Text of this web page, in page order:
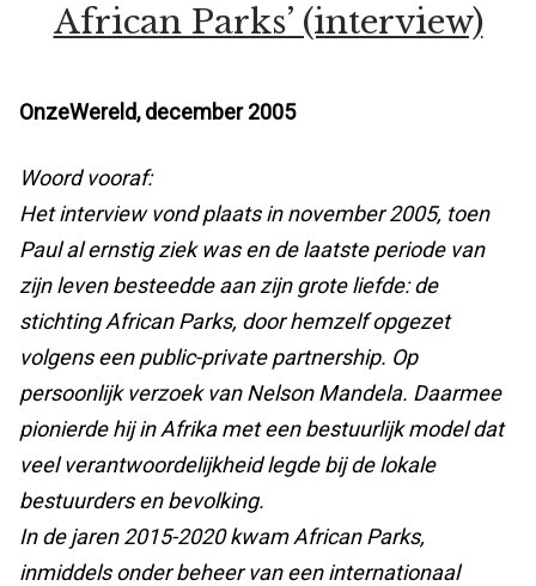
African Parks’ (interview)
OnzeWereld, december 2005
Woord vooraf:
Het interview vond plaats in november 2005, toen
Paul al ernstig ziek was en de laatste periode van
zijn leven besteedde aan zijn grote liefde: de
stichting African Parks, door hemzelf opgezet
volgens een public-private partnership. Op
persoonlijk verzoek van Nelson Mandela. Daarmee
pionierde hij in Afrika met een bestuurlijk model dat
veel verantwoordelijkheid legde bij de lokale
bestuurders en bevolking.
In de jaren 2015-2020 kwam African Parks,
inmiddels onder beheer van een internationaal